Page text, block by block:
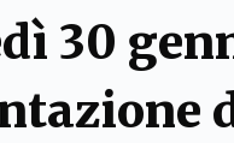
30